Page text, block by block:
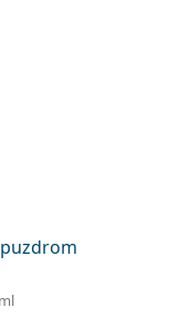
puzdrom